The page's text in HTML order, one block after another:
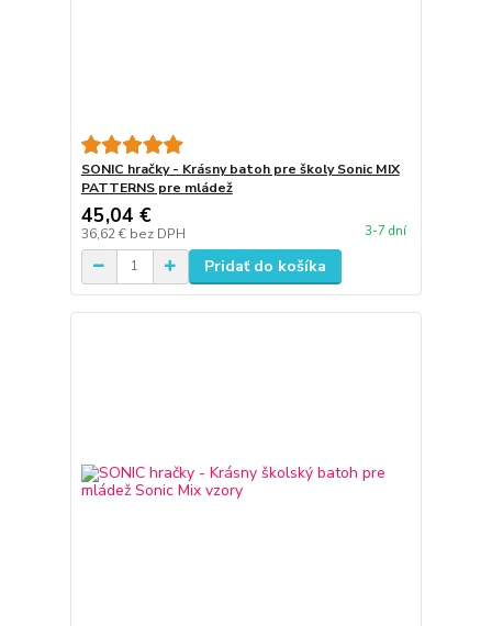
SONIC hračky - Krásny batoh pre školy Sonic MIX
PATTERNS pre mládež
45,04 €
36,62 € bez DPH 3-7 dní
Pridať do košíka